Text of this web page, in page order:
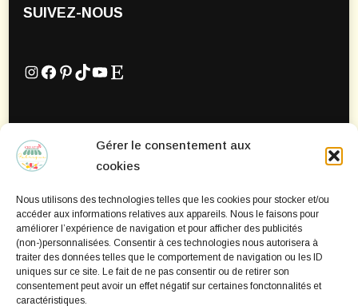
Gérer le consentement aux
cookies
Nous utilisons des technologies telles que les cookies pour stocker et/ou
accéder aux informations relatives aux appareils. Nous le faisons pour
améliorer l’expérience de navigation et pour afficher des publicités
(non-)personnalisées. Consentir à ces technologies nous autorisera à
traiter des données telles que le comportement de navigation ou les ID
uniques sur ce site. Le fait de ne pas consentir ou de retirer son
consentement peut avoir un effet négatif sur certaines fonctonnalités et
caractéristiques.
SUIVEZ-NOUS
Instagram
Facebook
Pinterest
TikTok
YouTube
Mentions Légales
Politique de cookies